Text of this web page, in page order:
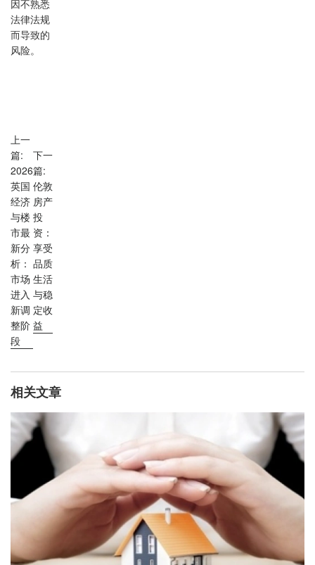
因不熟悉
法律法规
而导致的
风险。
上一
篇:
2026
英国
经济
与楼
市最
新分
析：
市场
进入
新调
整阶
段
下一
篇:
伦敦
房产
投
资：
享受
品质
生活
与稳
定收
益
相关文章